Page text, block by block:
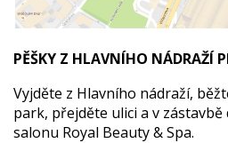
PĚŠKY Z HLAVNÍHO NÁDRAŽÍ
Vyjděte z Hlavního nádraží,
park, přejděte ulici a v
salonu Royal Beauty & Spa.